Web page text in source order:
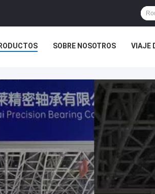
SOBRE NOSOTROS VIAJE